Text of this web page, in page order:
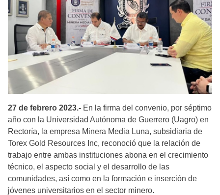
27 de febrero 2023.- En la firma del convenio, por séptimo
año con la Universidad Autónoma de Guerrero (Uagro) en
Rectoría, la empresa Minera Media Luna, subsidiaria de
Torex Gold Resources Inc, reconoció que la relación de
trabajo entre ambas instituciones abona en el crecimiento
técnico, el aspecto social y el desarrollo de las
comunidades, así como en la formación e inserción de
jóvenes universitarios en el sector minero.